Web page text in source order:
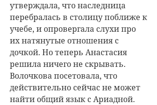
утверждала, что наследница
перебралась в столицу поближе к
учебе, и опровергала слухи про
их натянутые отношения с
дочкой. Но теперь Анастасия
решила ничего не скрывать.
Волочкова посетовала, что
действительно сейчас не может
найти общий язык с Ариадной.